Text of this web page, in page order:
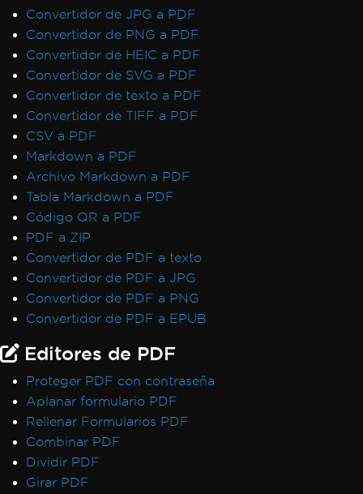
Convertidor de JPG a PDF
Convertidor de PNG a PDF
Convertidor de HEIC a PDF
Convertidor de SVG a PDF
Convertidor de texto a PDF
Convertidor de TIFF a PDF
CSV a PDF
Markdown a PDF
Archivo Markdown a PDF
Tabla Markdown a PDF
Código QR a PDF
PDF a ZIP
Convertidor de PDF a texto
Convertidor de PDF a JPG
Convertidor de PDF a PNG
Convertidor de PDF a EPUB
Editores de PDF
Proteger PDF con contraseña
Aplanar formulario PDF
Rellenar Formularios PDF
Combinar PDF
Dividir PDF
Girar PDF